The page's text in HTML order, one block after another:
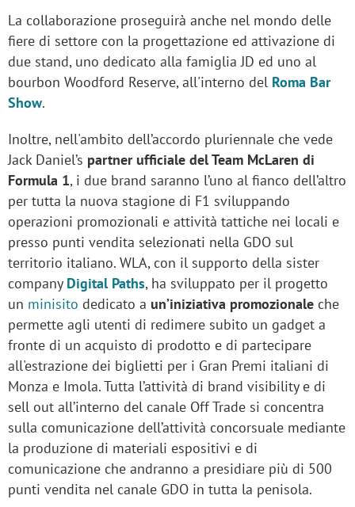
La collaborazione proseguirà anche nel mondo delle
fiere di settore con la progettazione ed attivazione di
due stand, uno dedicato alla famiglia JD ed uno al
bourbon Woodford Reserve, all'interno del Roma Bar
Show.
Inoltre, nell'ambito dell’accordo pluriennale che vede
Jack Daniel’s partner ufficiale del Team McLaren di
Formula 1, i due brand saranno l’uno al fianco dell’altro
per tutta la nuova stagione di F1 sviluppando
operazioni promozionali e attività tattiche nei locali e
presso punti vendita selezionati nella GDO sul
territorio italiano. WLA, con il supporto della sister
company Digital Paths, ha sviluppato per il progetto
un minisito dedicato a un’iniziativa promozionale che
permette agli utenti di redimere subito un gadget a
fronte di un acquisto di prodotto e di partecipare
all'estrazione dei biglietti per i Gran Premi italiani di
Monza e Imola. Tutta l’attività di brand visibility e di
sell out all’interno del canale Off Trade si concentra
sulla comunicazione dell’attività concorsuale mediante
la produzione di materiali espositivi e di
comunicazione che andranno a presidiare più di 500
punti vendita nel canale GDO in tutta la penisola.